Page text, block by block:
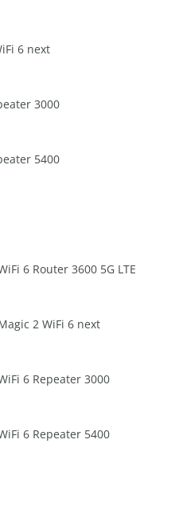
6 next
3000
5400
6 Router 3600 5G LTE
2 WiFi 6 next
6 Repeater 3000
6 Repeater 5400